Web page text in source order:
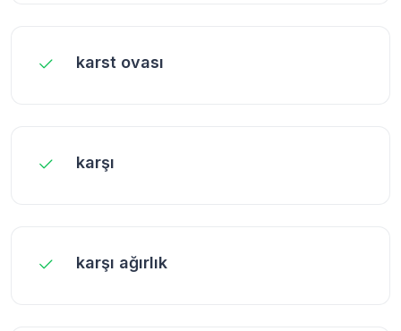
karst ovası
karşı
karşı ağırlık